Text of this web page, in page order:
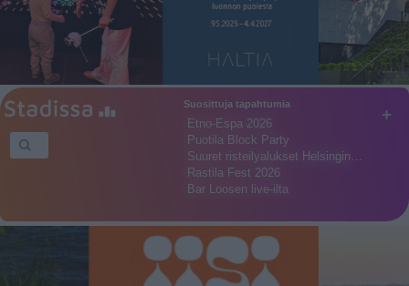
+
Suosittuja tapahtumia
Etno-Espa 2026
Puotila Block Party
Suuret risteilyalukset Helsingin…
Rastila Fest 2026
Bar Loosen live-ilta